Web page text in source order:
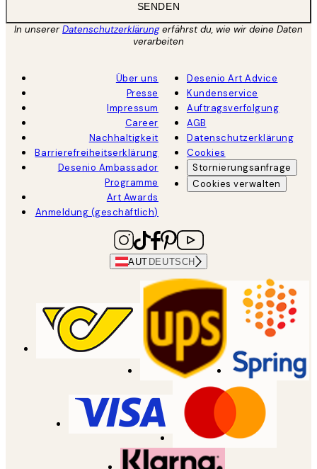
SENDEN
In unsererDatenschutzerklärungerfährst du, wie wir deine Daten
verarbeiten
Über uns
Presse
Impressum
Career
Nachhaltigkeit
Barrierefreiheitserklärung
Desenio Ambassador
Programme
Art Awards
Anmeldung (geschäftlich)
Desenio Art Advice
Kundenservice
Auftragsverfolgung
AGB
Datenschutzerklärung
Cookies
Stornierungsanfrage
Cookies verwalten
AUT DEUTSCH